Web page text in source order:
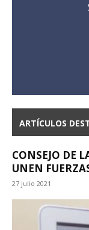
ARTÍCULOS
CONSEJO DE
UNEN
27 julio 2021